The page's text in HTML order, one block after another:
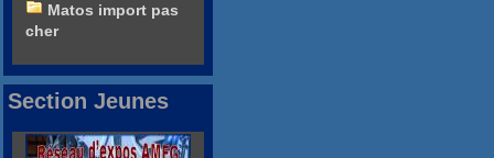
Matos import pas
cher
Section Jeunes